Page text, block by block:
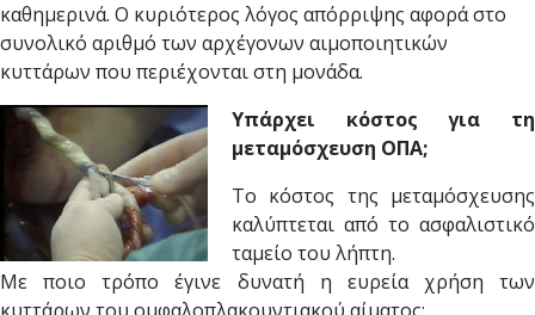
καθημερινά. Ο κυριότερος λόγος απόρριψης αφορά στο
συνολικό αριθμό των αρχέγονων αιμοποιητικών
κυττάρων που περιέχονται στη μονάδα.
Υπάρχει κόστος για τη
μεταμόσχευση ΟΠΑ;
Tο κόστος της μεταμόσχευσης
καλύπτεται από το ασφαλιστικό
ταμείο του λήπτη.
Με ποιο τρόπο έγινε δυνατή η ευρεία χρήση των